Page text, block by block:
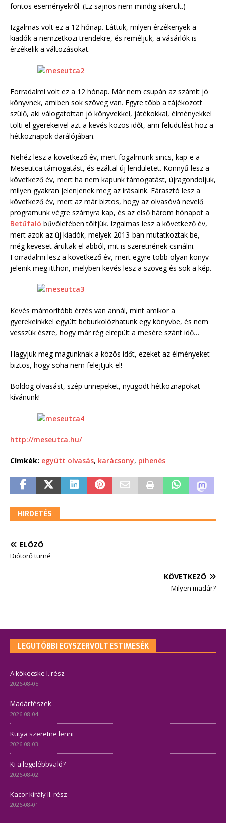
fontos eseményekről. (Ez sajnos nem mindig sikerült.)
Izgalmas volt ez a 12 hónap. Láttuk, milyen érzékenyek a
kiadók a nemzetközi trendekre, és reméljük, a vásárlók is
érzékelik a változásokat.
Forradalmi volt ez a 12 hónap. Már nem csupán az számít jó
könyvnek, amiben sok szöveg van. Egyre több a tájékozott
szülő, aki válogatottan jó könyvekkel, játékokkal, élményekkel
tölti el gyerekeivel azt a kevés közös időt, ami felüdülést hoz a
hétköznapok darálójában.
Nehéz lesz a következő év, mert fogalmunk sincs, kap-e a
Meseutca támogatást, és ezáltal új lendületet. Könnyű lesz a
következő év, mert ha nem kapunk támogatást, újragondoljuk,
milyen gyakran jelenjenek meg az írásaink. Fárasztó lesz a
következő év, mert az már biztos, hogy az olvasóvá nevelő
programunk végre szárnyra kap, és az első három hónapot a
Betűfaló bűvöletében töltjük. Izgalmas lesz a következő év,
mert azok az új kiadók, melyek 2013-ban mutatkoztak be,
még keveset árultak el abból, mit is szeretnének csinálni.
Forradalmi lesz a következő év, mert egyre több olyan könyv
jelenik meg itthon, melyben kevés lesz a szöveg és sok a kép.
Kevés mámorítóbb érzés van annál, mint amikor a
gyerekeinkkel együtt beburkolózhatunk egy könyvbe, és nem
vesszük észre, hogy már rég elrepült a mesére szánt idő…
Hagyjuk meg magunknak a közös időt, ezeket az élményeket
biztos, hogy soha nem felejtjük el!
Boldog olvasást, szép ünnepeket, nyugodt hétköznapokat
kívánunk!
http://meseutca.hu/
Címkék: együtt olvasás, karácsony, pihenés
HIRDETÉS
ELŐZŐ
Diótörő turné
KÖVETKEZŐ
Milyen madár?
LEGUTÓBBI EGYSZERVOLT ESTIMESÉK
A kőkecske I. rész
2026-08-05
Madárfészek
2026-08-04
Kutya szeretne lenni
2026-08-03
Ki a legelébbvaló?
2026-08-02
Kacor király II. rész
2026-08-01